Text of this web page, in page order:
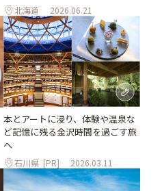
北海道 2026.06.21
本とアートに浸り、体験や温泉な
ど記憶に残る金沢時間を過ごす旅
へ
石川県 [PR] 2026.03.11